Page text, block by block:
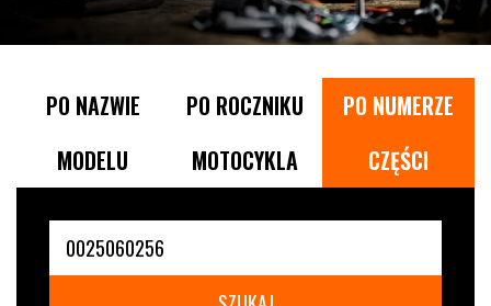
PO NAZWIE
MODELU
PO ROCZNIKU
MOTOCYKLA
PO NUMERZE
CZĘŚCI